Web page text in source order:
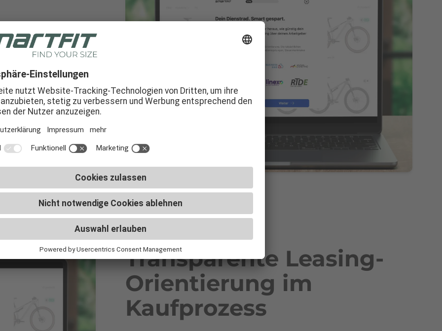
Kund:innen eine
direkt im
monatliche
entsteht –
zu verlassen.
Shop und die
, sodass es sich
Transparente Leasing-
Orientierung im
Kaufprozess